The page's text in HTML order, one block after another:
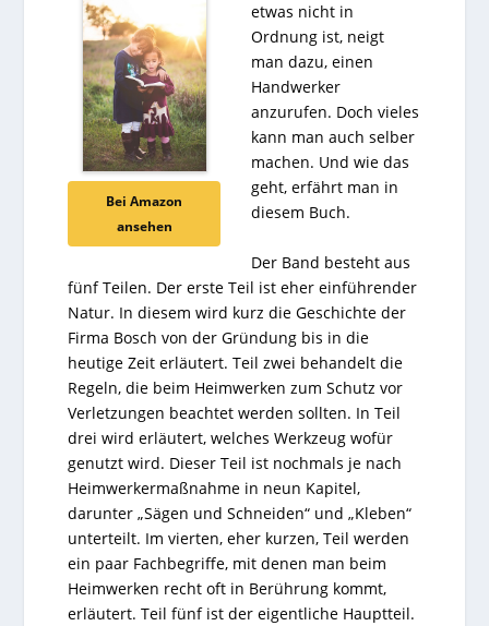
Bei Amazon
ansehen
etwas nicht in
Ordnung ist, neigt
man dazu, einen
Handwerker
anzurufen. Doch vieles
kann man auch selber
machen. Und wie das
geht, erfährt man in
diesem Buch.
Der Band besteht aus
fünf Teilen. Der erste Teil ist eher einführender
Natur. In diesem wird kurz die Geschichte der
Firma Bosch von der Gründung bis in die
heutige Zeit erläutert. Teil zwei behandelt die
Regeln, die beim Heimwerken zum Schutz vor
Verletzungen beachtet werden sollten. In Teil
drei wird erläutert, welches Werkzeug wofür
genutzt wird. Dieser Teil ist nochmals je nach
Heimwerkermaßnahme in neun Kapitel,
darunter „Sägen und Schneiden“ und „Kleben“
unterteilt. Im vierten, eher kurzen, Teil werden
ein paar Fachbegriffe, mit denen man beim
Heimwerken recht oft in Berührung kommt,
erläutert. Teil fünf ist der eigentliche Hauptteil.